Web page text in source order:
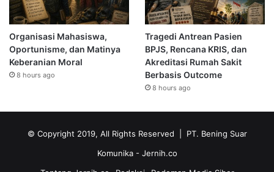
Organisasi Mahasiswa,
Oportunisme, dan Matinya
Keberanian Moral
8 hours ago
Tragedi Antrean Pasien
BPJS, Rencana KRIS, dan
Akreditasi Rumah Sakit
Berbasis Outcome
8 hours ago
© Copyright 2019, All Rights Reserved | PT. Bening Suar
Komunika - Jernih.co